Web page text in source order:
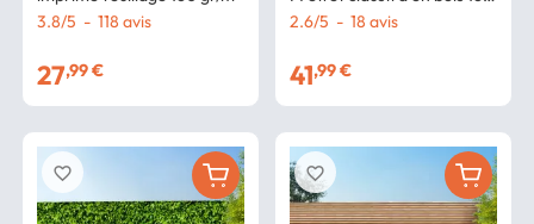
3.8/5 - 118 avis
27,99 €
favorite_border
gr/m²
2.6/5 - 18 avis
41,99 €
favorite_border